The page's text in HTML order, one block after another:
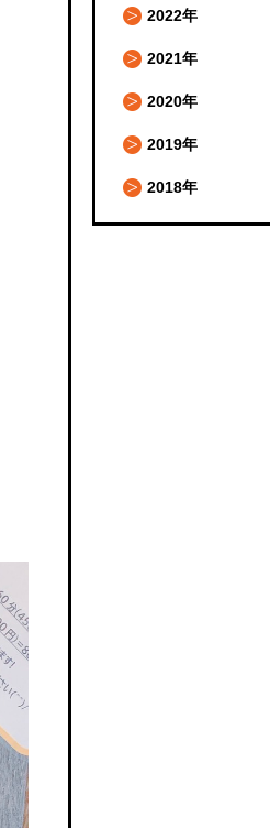
2022年
2021年
2020年
2019年
2018年